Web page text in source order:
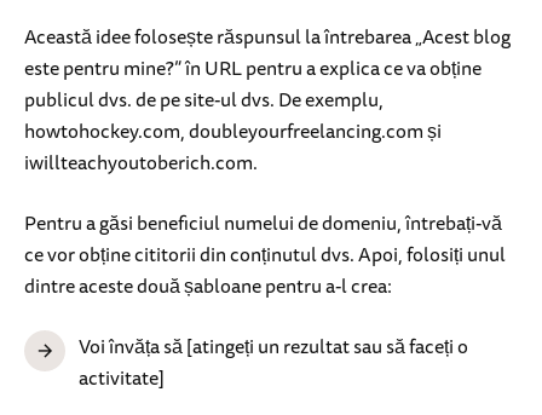
Această idee folosește răspunsul la întrebarea „Acest blog
este pentru mine?” în URL pentru a explica ce va obține
publicul dvs. de pe site-ul dvs. De exemplu,
howtohockey.com, doubleyourfreelancing.com și
iwillteachyoutoberich.com.
Pentru a găsi beneficiul numelui de domeniu, întrebați-vă
ce vor obține cititorii din conținutul dvs. Apoi, folosiți unul
dintre aceste două șabloane pentru a-l crea:
Voi învăța să [atingeți un rezultat sau să faceți o
activitate]